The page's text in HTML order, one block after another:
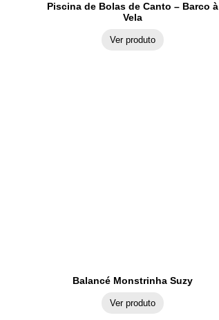
Piscina de Bolas de Canto – Barco à
Vela
Ver produto
Balancé Monstrinha Suzy
Ver produto